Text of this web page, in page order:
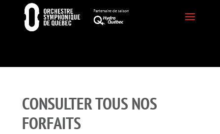
CONSULTER TOUS NOS
FORFAITS